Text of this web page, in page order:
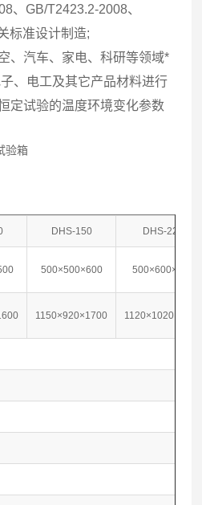
、GB/T2423.2-2008、
标准设计制造;
、汽车、家电、科研等领域*
、电工及其它产品材料进行
定试验的温度环境变化参数
DHS-150 DHS-225
500×500×600 500×600×750
1150×920×1700 1120×1020×1850